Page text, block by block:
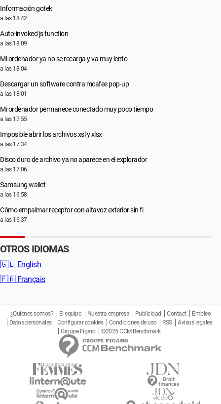
Información gotek
a las 18:42
Auto-invoked js function
a las 18:09
Mi ordenador ya no se recarga y va muy lento
a las 18:04
Descargar un software contra mcafee pop-up
a las 18:01
Mi ordenador permanece conectado muy poco tiempo
a las 17:55
Imposible abrir los archivos xsl y xlsx
a las 17:34
Disco duro de archivo ya no aparece en el explorador
a las 17:06
Samsung wallet
a las 16:58
Cómo empalmar receptor con altavoz exterior sin fi
a las 16:37
OTROS IDIOMAS
🇬🇧 English
🇫🇷 Français
¿Quiénes somos? El equipo Nuestra empresa Publicidad Contact
Empleo
Datos personales
Configurar cookies Condiciones de uso RSS
Avisos legales
Groupe Figaro
©2025 CCM Benchmark